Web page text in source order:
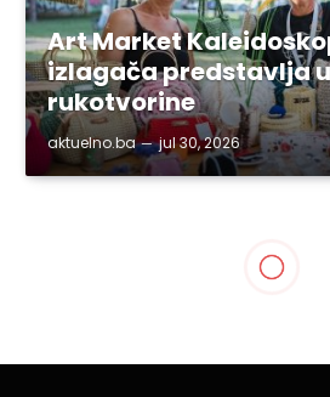
Art Market
izlagača predstavlja
rukotvorine
aktuelno.ba jul 30, 2026
Janša održao